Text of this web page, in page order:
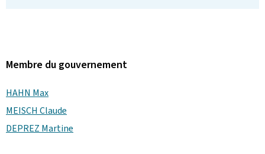
Membre du gouvernement
HAHN Max
MEISCH Claude
DEPREZ Martine